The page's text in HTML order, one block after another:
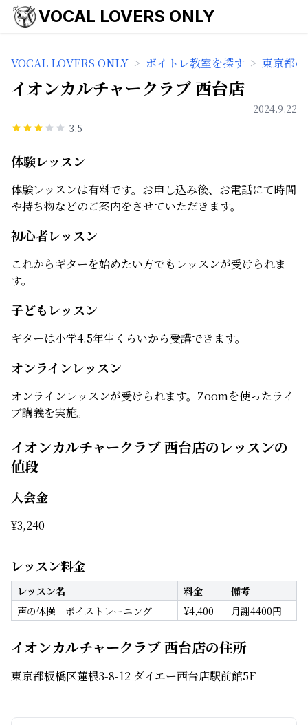
VOCAL LOVERS ONLY
VOCAL LOVERS ONLY > ボイトレ教室を探す > 東京都
イオンカルチャークラブ 西台店
2024.9.22
3.5
体験レッスン
体験レッスンは有料です。お申し込み後、お電話にて時間
や持ち物などのご案内をさせていただきます。
初心者レッスン
これからギターを始めたい方でもレッスンが受けられま
す。
子どもレッスン
ギターは小学4.5年生くらいから受講できます。
オンラインレッスン
オンラインレッスンが受けられます。Zoomを使ったライ
ブ講義を実施。
イオンカルチャークラブ 西台店のレッスンの
値段
入会金
¥3,240
レッスン料金
レッスン名 料金
備考
声の体操 ボイストレーニング
¥4,400 月謝4400円
イオンカルチャークラブ 西台店の住所
東京都板橋区蓮根3-8-12 ダイエー西台店駅前館5F